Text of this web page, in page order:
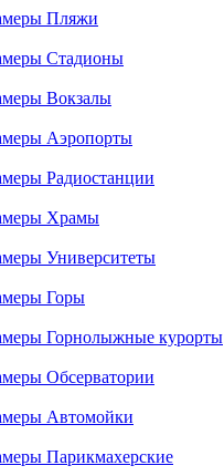
Пляжи
Стадионы
Вокзалы
Аэропорты
Радиостанции
Храмы
Университеты
Горы
Горнолыжные курорты
Обсерватории
Автомойки
Парикмахерские